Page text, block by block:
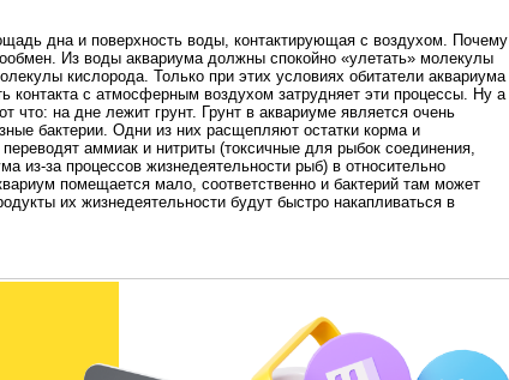
дна и поверхность воды, контактирующая с воздухом. Почему
Из воды аквариума должны спокойно «улетать» молекулы
кислорода. Только при этих условиях обитатели аквариума
контакта с атмосферным воздухом затрудняет эти процессы. Ну а
что: на дне лежит грунт. Грунт в аквариуме является очень
бактерии. Одни из них расщепляют остатки корма и
аммиак и нитриты (токсичные для рыбок соединения,
из-за процессов жизнедеятельности рыб) в относительно
помещается мало, соответственно и бактерий там может
их жизнедеятельности будут быстро накапливаться в